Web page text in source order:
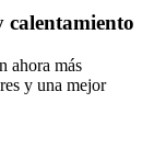
ahora más
y una mejor